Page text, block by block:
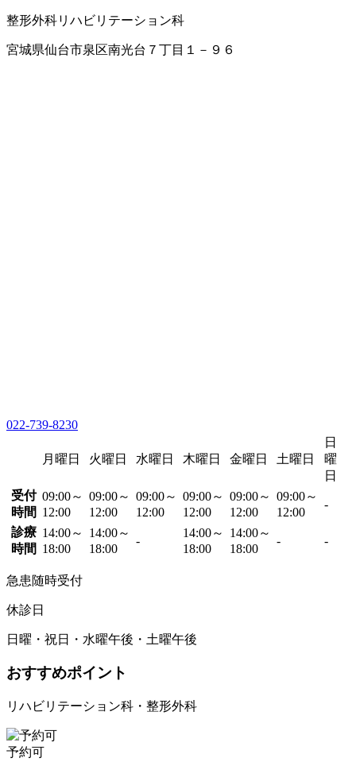
整形外科リハビリテーション科
宮城県仙台市泉区南光台７丁目１－９６
022-739-8230
月曜日 火曜日 水曜日 木曜日 金曜日 土曜日
日
曜
日
受付
時間
09:00～
12:00
09:00～
12:00
09:00～
12:00
09:00～
12:00
09:00～
12:00
09:00～
12:00
-
診療
時間
14:00～
18:00
14:00～
18:00
-
14:00～
18:00
14:00～
18:00
- -
急患随時受付
休診日
日曜・祝日・水曜午後・土曜午後
おすすめポイント
リハビリテーション科・整形外科
予約可